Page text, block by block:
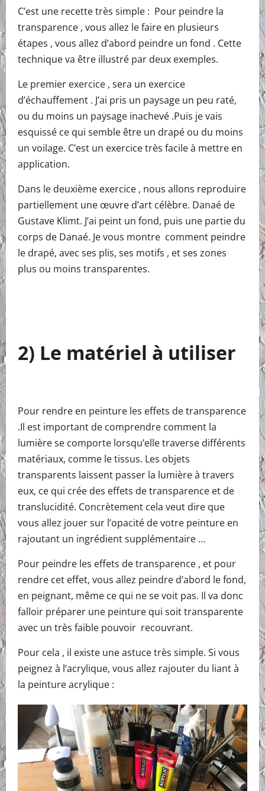
C’est une recette très simple : Pour peindre la
transparence , vous allez le faire en plusieurs
étapes , vous allez d’abord peindre un fond . Cette
technique va être illustré par deux exemples.
Le premier exercice , sera un exercice
d’échauffement . J’ai pris un paysage un peu raté,
ou du moins un paysage inachevé .Puis je vais
esquissé ce qui semble être un drapé ou du moins
un voilage. C’est un exercice très facile à mettre en
application.
Dans le deuxième exercice , nous allons reproduire
partiellement une œuvre d’art célèbre. Danaé de
Gustave Klimt. J’ai peint un fond, puis une partie du
corps de Danaé. Je vous montre comment peindre
le drapé, avec ses plis, ses motifs , et ses zones
plus ou moins transparentes.
2) Le matériel à utiliser
Pour rendre en peinture les effets de transparence
.Il est important de comprendre comment la
lumière se comporte lorsqu’elle traverse différents
matériaux, comme le tissus. Les objets
transparents laissent passer la lumière à travers
eux, ce qui crée des effets de transparence et de
translucidité. Concrètement cela veut dire que
vous allez jouer sur l’opacité de votre peinture en
rajoutant un ingrédient supplémentaire …
Pour peindre les effets de transparence , et pour
rendre cet effet, vous allez peindre d’abord le fond,
en peignant, même ce qui ne se voit pas. Il va donc
falloir préparer une peinture qui soit transparente
avec un très faible pouvoir recouvrant.
Pour cela , il existe une astuce très simple. Si vous
peignez à l’acrylique, vous allez rajouter du liant à
la peinture acrylique :